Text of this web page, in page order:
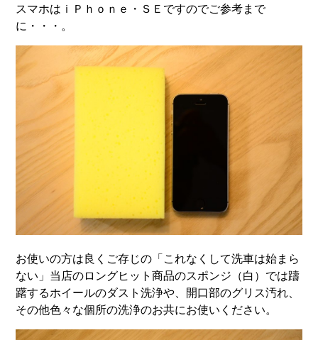
スマホはｉＰｈｏｎｅ・ＳＥですのでご参考まで
に・・・。
お使いの方は良くご存じの「これなくして洗車は始まら
ない」当店のロングヒット商品のスポンジ（白）では躊
躇するホイールのダスト洗浄や、開口部のグリス汚れ、
その他色々な個所の洗浄のお共にお使いください。